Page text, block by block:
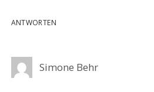
ANTWORTEN
Simone Behr